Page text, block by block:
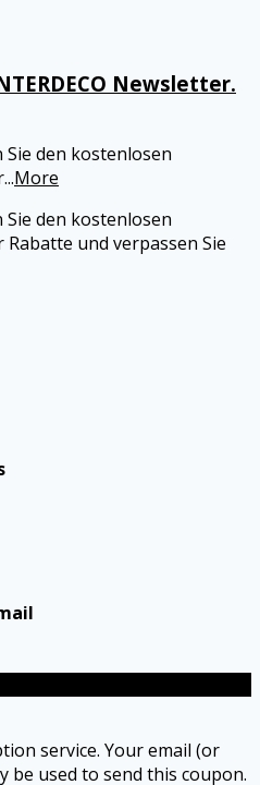
Newsletter.
den kostenlosen
...More
den kostenlosen
und verpassen Sie
service. Your email (or
be used to send this coupon.